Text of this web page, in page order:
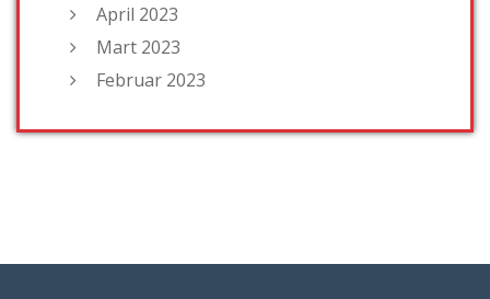
April 2023
Mart 2023
Februar 2023